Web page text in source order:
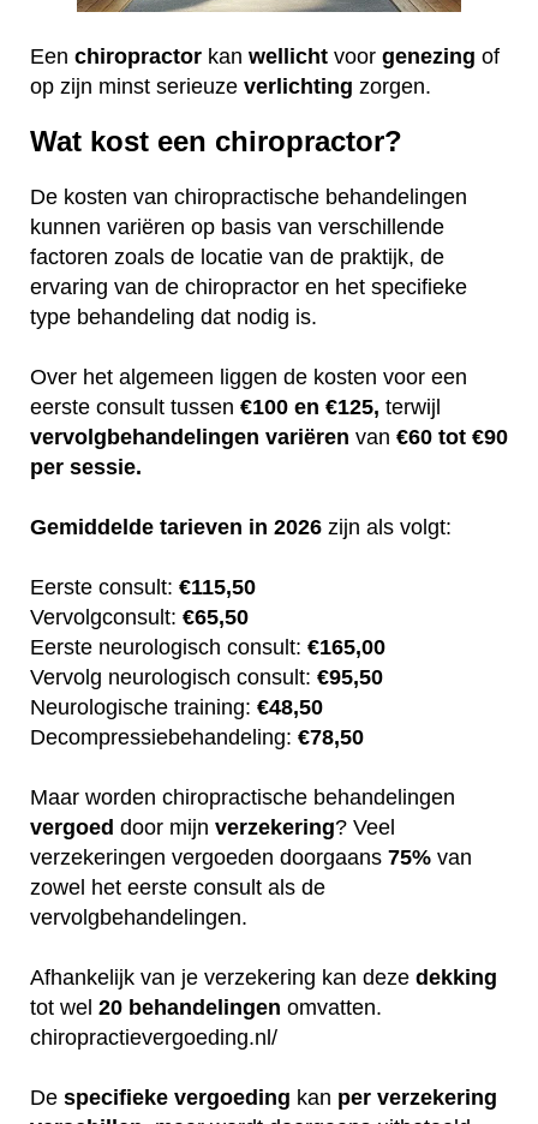
Een chiropractor kan wellicht voor genezing of
op zijn minst serieuze verlichting zorgen.
Wat kost een chiropractor?
De kosten van chiropractische behandelingen
kunnen variëren op basis van verschillende
factoren zoals de locatie van de praktijk, de
ervaring van de chiropractor en het specifieke
type behandeling dat nodig is.
Over het algemeen liggen de kosten voor een
eerste consult tussen €100 en €125, terwijl
vervolgbehandelingen variëren van €60 tot €90
per sessie.
Gemiddelde tarieven in 2026 zijn als volgt:
Eerste consult: €115,50
Vervolgconsult: €65,50
Eerste neurologisch consult: €165,00
Vervolg neurologisch consult: €95,50
Neurologische training: €48,50
Decompressiebehandeling: €78,50
Maar worden chiropractische behandelingen
vergoed door mijn verzekering? Veel
verzekeringen vergoeden doorgaans 75% van
zowel het eerste consult als de
vervolgbehandelingen.
Afhankelijk van je verzekering kan deze dekking
tot wel 20 behandelingen omvatten.
chiropractievergoeding.nl/
De specifieke vergoeding kan per verzekering